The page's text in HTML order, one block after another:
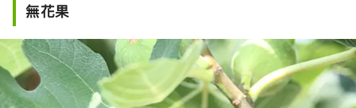
無花果